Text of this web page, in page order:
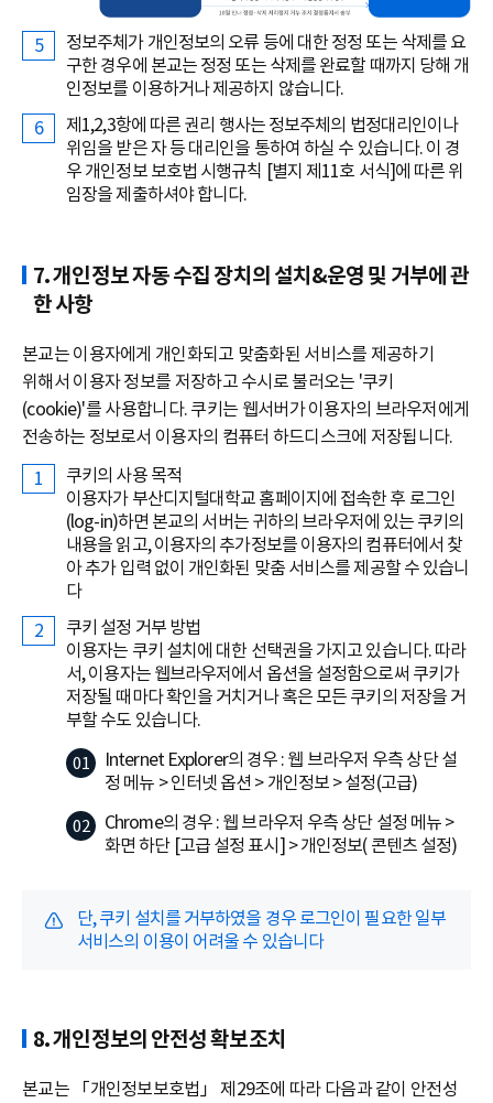
정보주체가 개인정보의 오류 등에 대한 정정 또는 삭제를 요
구한 경우에 본교는 정정 또는 삭제를 완료할 때까지 당해 개
인정보를 이용하거나 제공하지 않습니다.
제1,2,3항에 따른 권리 행사는 정보주체의 법정대리인이나
위임을 받은 자 등 대리인을 통하여 하실 수 있습니다. 이 경
우 개인정보 보호법 시행규칙 [별지 제11호 서식]에 따른 위
임장을 제출하셔야 합니다.
7. 개인정보 자동 수집 장치의 설치&운영 및 거부에 관
한 사항
본교는 이용자에게 개인화되고 맞춤화된 서비스를 제공하기
위해서 이용자 정보를 저장하고 수시로 불러오는 '쿠키
(cookie)'를 사용합니다. 쿠키는 웹서버가 이용자의 브라우저에게
전송하는 정보로서 이용자의 컴퓨터 하드디스크에 저장됩니다.
쿠키의 사용 목적
이용자가 부산디지털대학교 홈페이지에 접속한 후 로그인
(log-in)하면 본교의 서버는 귀하의 브라우저에 있는 쿠키의
내용을 읽고, 이용자의 추가정보를 이용자의 컴퓨터에서 찾
아 추가 입력 없이 개인화된 맞춤 서비스를 제공할 수 있습니
다
쿠키 설정 거부 방법
이용자는 쿠키 설치에 대한 선택권을 가지고 있습니다. 따라
서, 이용자는 웹브라우저에서 옵션을 설정함으로써 쿠키가
저장될 때마다 확인을 거치거나 혹은 모든 쿠키의 저장을 거
부할 수도 있습니다.
Internet Explorer의 경우 : 웹 브라우저 우측 상단 설
정 메뉴 > 인터넷 옵션 > 개인정보 > 설정(고급)
Chrome의 경우 : 웹 브라우저 우측 상단 설정 메뉴 >
화면 하단 [고급 설정 표시] > 개인정보( 콘텐츠 설정)
단, 쿠키 설치를 거부하였을 경우 로그인이 필요한 일부
서비스의 이용이 어려울 수 있습니다
8. 개인정보의 안전성 확보조치
본교는 「개인정보보호법」 제29조에 따라 다음과 같이 안전성